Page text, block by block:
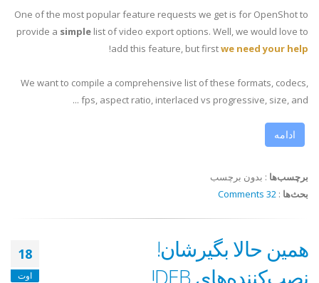
One of the most popular feature requests we get is for OpenShot to
provide a simple list of video export options. Well, we would love to
add this feature, but firstwe need your help
!
We want to compile a comprehensive list of these formats, codecs,
fps, aspect ratio, interlaced vs progressive, size, and ...
ادامه
برچسب‌ها : بدون برچسب
بحث‌ها :
32 Comments
18
اوت
همین حالا بگیرشان!
نصب‌کننده‌های DEB!